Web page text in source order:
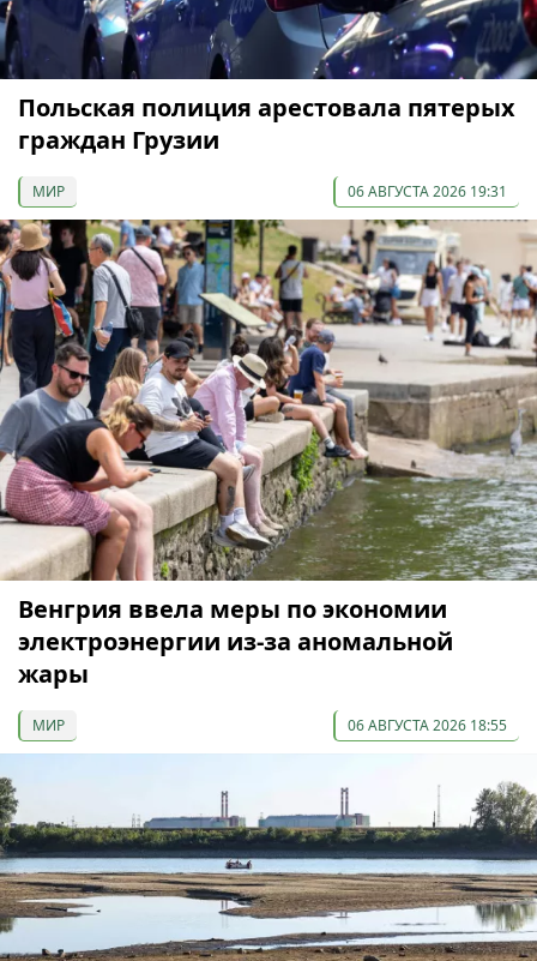
Польская полиция арестовала пятерых
граждан Грузии
МИР 06 АВГУСТА 2026 19:31
Венгрия ввела меры по экономии
электроэнергии из-за аномальной
жары
МИР 06 АВГУСТА 2026 18:55